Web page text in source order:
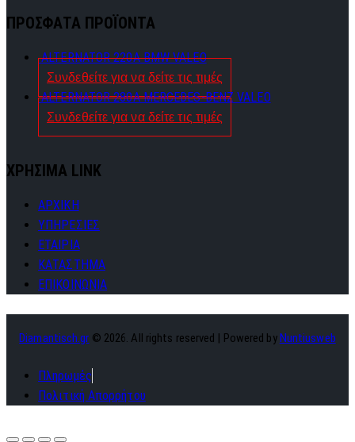
ΠΡΟΣΦΑΤΑ ΠΡΟΪΟΝΤΑ
ALTERNATOR 220A BMW VALEO
Συνδεθείτε για να δείτε τις τιμές
ALTERNATOR 280A MERCEDES-BENZ VALEO
Συνδεθείτε για να δείτε τις τιμές
ΧΡΗΣΙΜΑ LINK
ΑΡΧΙΚΗ
ΥΠΗΡΕΣΙΕΣ
ΕΤΑΙΡΙΑ
ΚΑΤΑΣΤΗΜΑ
ΕΠΙΚΟΙΝΩΝΙΑ
Diamantisch.gr © 2026. All rights reserved | Powered by Nuntiusweb
Πληρωμές
Πολιτική Απορρήτου